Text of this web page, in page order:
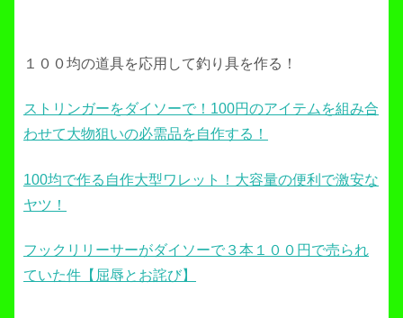
１００均の道具を応用して釣り具を作る！
ストリンガーをダイソーで！100円のアイテムを組み合
わせて大物狙いの必需品を自作する！
100均で作る自作大型ワレット！大容量の便利で激安な
ヤツ！
フックリリーサーがダイソーで３本１００円で売られ
ていた件【屈辱とお詫び】